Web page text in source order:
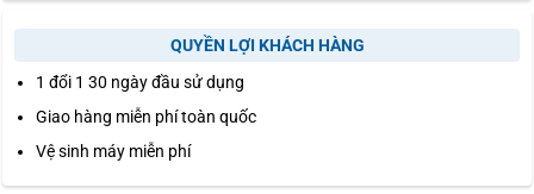
QUYỀN LỢI KHÁCH HÀNG
1 đổi 1 30 ngày đầu sử dụng
Giao hàng miễn phí toàn quốc
Vệ sinh máy miễn phí